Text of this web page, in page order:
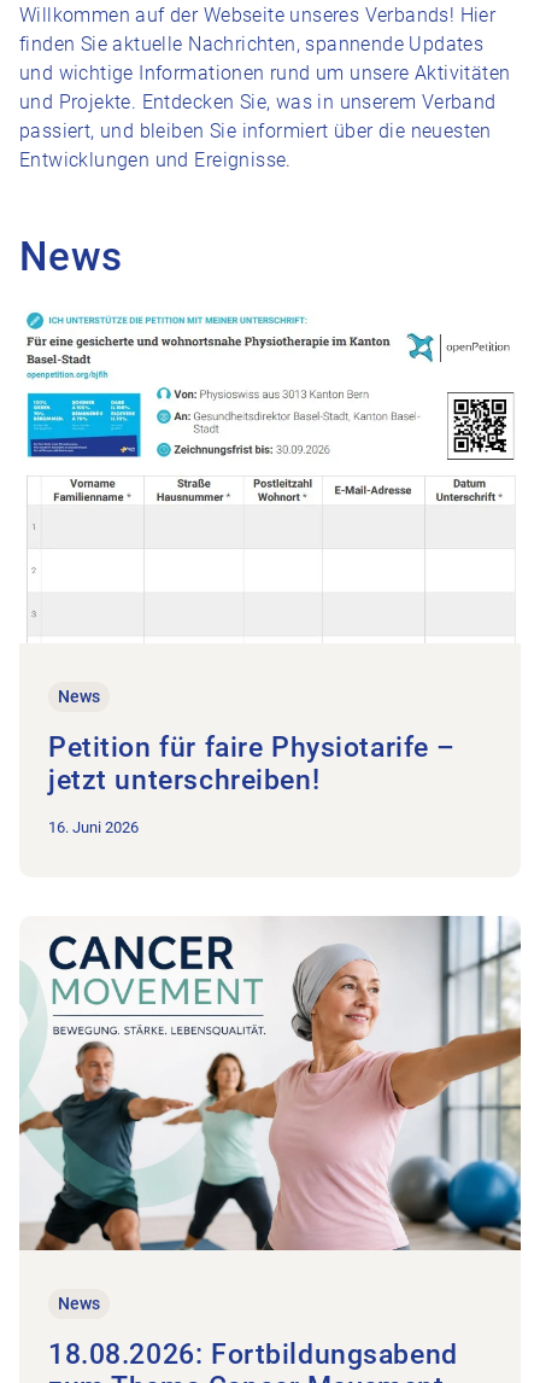
Willkommen auf der Webseite unseres Verbands! Hier
finden Sie aktuelle Nachrichten, spannende Updates
und wichtige Informationen rund um unsere Aktivitäten
und Projekte. Entdecken Sie, was in unserem Verband
passiert, und bleiben Sie informiert über die neuesten
Entwicklungen und Ereignisse.
News
News
Petition für faire Physiotarife –
jetzt unterschreiben!
16. Juni 2026
Zum Beitrag Petition für faire Physiotarife – jetzt
News
18.08.2026: Fortbildungsabend
Zum Beitrag 18.08.2026: Fortbildungsabend zum Thema